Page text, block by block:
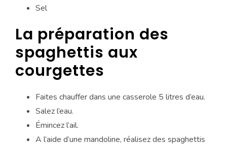
Sel
La préparation des
spaghettis aux
courgettes
Faites chauffer dans une casserole 5 litres d’eau.
Salez l’eau.
Émincez l’ail.
A l’aide d’une mandoline, réalisez des spaghettis